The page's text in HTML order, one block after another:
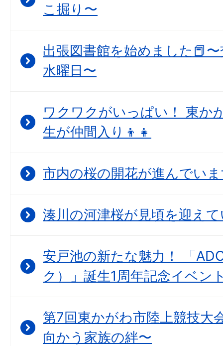
こ掘り〜
出張図書館を始めました📕
水曜日〜
ワクワクがいっぱい！ 東か
生が仲間入り👦👧
市内の桜の開花が進んでい
湊川の河津桜が見頃を迎え
安戸池の新たな魅力！ 「
ク）」誕生1周年記念イベン
第7回東かがわ市陸上競技大
向かう家族の絆〜